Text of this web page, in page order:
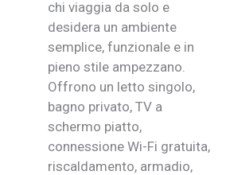
chi viaggia da solo e
desidera un ambiente
semplice, funzionale e in
pieno stile ampezzano.
Offrono un letto singolo,
bagno privato, TV a
schermo piatto,
connessione Wi-Fi gratuita,
riscaldamento, armadio,